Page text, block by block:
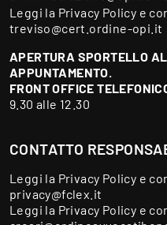
Leggi la Privacy Policy e
treviso@cert.ordine-opi.it
APERTURA SPORTELLO
APPUNTAMENTO.
FRONT OFFICE
9.30 alle 12.30
CONTATTO
Leggi la Privacy Policy e
privacy@fclex.it
Leggi la Privacy Policy e